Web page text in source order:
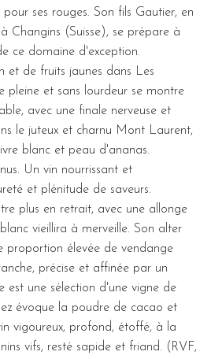
ses rouges. Son fils Gautier, en
Changins (Suisse), se prépare à
ce domaine d'exception.
et de fruits jaunes dans Les
pleine et sans lourdeur se montre
avec une finale nerveuse et
le juteux et charnu Mont Laurent,
blanc et peau d'ananas.
Un vin nourrissant et
et plénitude de saveurs.
plus en retrait, avec une allonge
vieillira à merveille. Son alter
proportion élevée de vendange
précise et affinée par un
est une sélection d'une vigne de
évoque la poudre de cacao et
vigoureux, profond, étoffé, à la
vifs, resté sapide et friand. (RVF,